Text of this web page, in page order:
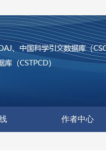
作者中心